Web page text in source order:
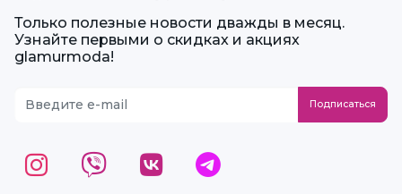
Только полезные новости дважды в месяц.
Узнайте первыми о скидках и акциях
glamurmoda!